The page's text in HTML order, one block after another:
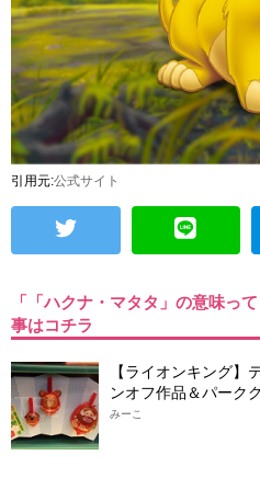
引用元:公式サイト
「「ハクナ・マタタ」の意味っ
事はコチラ
【ライオンキング】
ンオフ作品＆パーク
みーこ